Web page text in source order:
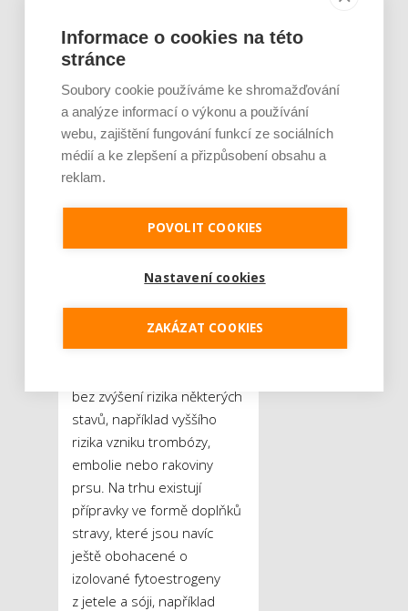
s klimakteriem jsou mateří
kašička a pyl. V nich se totiž
zmiňované minerály a
vitamíny, které mají na
průběh klimakteria příznivý
vliv, ale navíc jsou zde
fytoestrogeny, tedy
estrogeny rostlinného
pak vážou na receptory pro
estrogeny v těle a
v podstatě tak upravují
přirozený nedostatek
bez zvýšení rizika některých
stavů, například vyššího
rizika vzniku trombózy,
embolie nebo rakoviny
prsu. Na trhu existují
přípravky ve formě doplňků
stravy, které jsou navíc
ještě obohacené o
izolované fytoestrogeny
z jetele a sóji, například
Informace o cookies na této
stránce
Soubory cookie používáme ke shromažďování
a analýze informací o výkonu a používání
webu, zajištění fungování funkcí ze sociálních
médií a ke zlepšení a přizpůsobení obsahu a
reklam.
POVOLIT COOKIES
Nastavení cookies
ZAKÁZAT COOKIES